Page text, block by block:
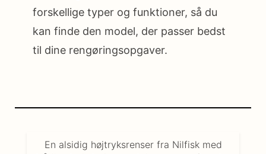
forskellige typer og funktioner, så du
kan finde den model, der passer bedst
til dine rengøringsopgaver.
En alsidig højtryksrenser fra Nilfisk med